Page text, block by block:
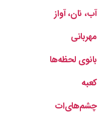
آب، نان، آواز
مهربانی
بانوی لحظه‌ها
کعبه
چشم‌های‌ات